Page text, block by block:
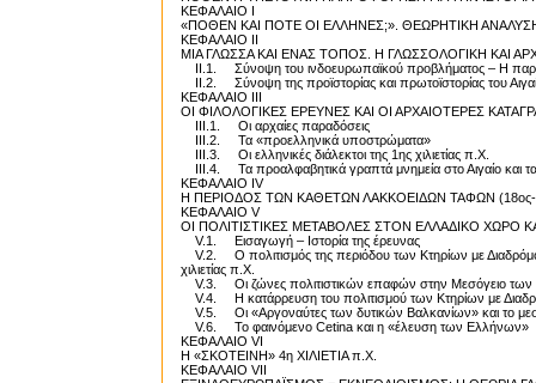
ΚΕΦΑΛΑΙΟ Ι
«ΠΟΘΕΝ ΚΑΙ ΠΟΤΕ ΟΙ ΕΛΛΗΝΕΣ;». ΘΕΩΡΗΤΙΚΗ
ΚΕΦΑΛΑΙΟ ΙΙ
ΜΙΑ ΓΛΩΣΣΑ ΚΑΙ ΕΝΑΣ ΤΟΠΟΣ. Η ΓΛΩΣΣΟΛΟΓΙΚΗ ΚΑΙ
ΙΙ.1. Σύνοψη του ινδοευρωπαϊκού προβλήματος – Η
ΙΙ.2. Σύνοψη της προϊστορίας και πρωτοϊστορίας του
ΚΕΦΑΛΑΙΟ ΙΙΙ
ΟΙ ΦΙΛΟΛΟΓΙΚΕΣ ΕΡΕΥΝΕΣ ΚΑΙ ΟΙ ΑΡΧΑΙΟΤΕΡΕΣ
ΙΙΙ.1. Οι αρχαίες παραδόσεις
ΙΙΙ.2. Τα «προελληνικά υποστρώματα»
ΙΙΙ.3. Οι ελληνικές διάλεκτοι της 1ης χιλιετίας π.Χ.
ΙΙΙ.4. Τα προαλφαβητικά γραπτά μνημεία στο Αιγαίο και
ΚΕΦΑΛΑΙΟ ΙV
Η ΠΕΡΙΟΔΟΣ ΤΩΝ ΚΑΘΕΤΩΝ ΛΑΚΚΟΕΙΔΩΝ ΤΑΦΩΝ (18ος-
ΚΕΦΑΛΑΙΟ V
ΟΙ ΠΟΛΙΤΙΣΤΙΚΕΣ ΜΕΤΑΒΟΛΕΣ ΣΤΟΝ ΕΛΛΑΔΙΚΟ ΧΩΡΟ
V.1. Εισαγωγή – Ιστορία της έρευνας
V.2. Ο πολιτισμός της περιόδου των Κτηρίων με
χιλιετίας π.Χ.
V.3. Οι ζώνες πολιτιστικών επαφών στην Μεσόγειο των
V.4. Η κατάρρευση του πολιτισμού των Κτηρίων με
V.5. Οι «Αργοναύτες των δυτικών Βαλκανίων» και το
V.6. Το φαινόμενο Cetina και η «έλευση των Ελλήνων»
ΚΕΦΑΛΑΙΟ VI
Η «ΣΚΟΤΕΙΝΗ» 4η ΧΙΛΙΕΤΙΑ π.Χ.
ΚΕΦΑΛΑΙΟ VΙΙ